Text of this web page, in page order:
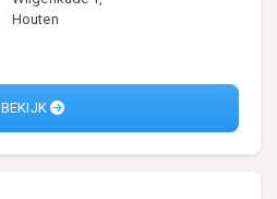
Houten
BEKIJK